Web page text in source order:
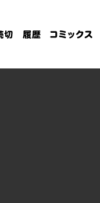
履歴 コミックス